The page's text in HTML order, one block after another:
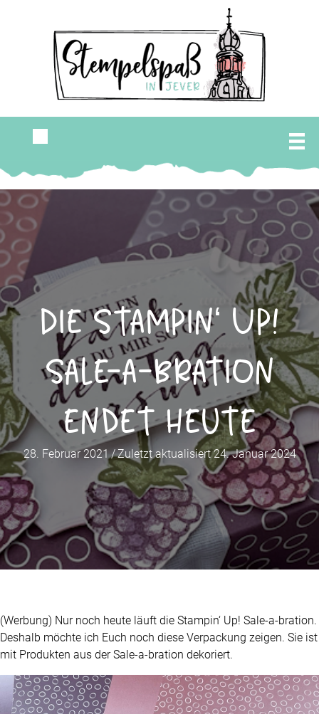
Die Stampin‘ Up!
Sale-a-bration
endet heute
28. Februar 2021/Zuletzt aktualisiert 24. Januar 2024
(Werbung) Nur noch heute läuft die Stampin‘ Up! Sale-a-bration.
Deshalb möchte ich Euch noch diese Verpackung zeigen. Sie ist
mit Produkten aus der Sale-a-bration dekoriert.